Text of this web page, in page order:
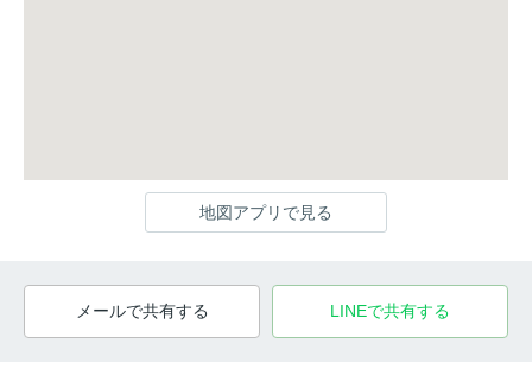
地図アプリで見る
メールで共有する LINEで共有する